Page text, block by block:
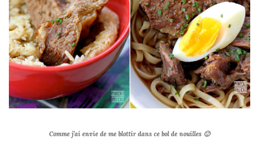
Comme j’ai envie de me blottir dans ce bol de nouilles 🙂